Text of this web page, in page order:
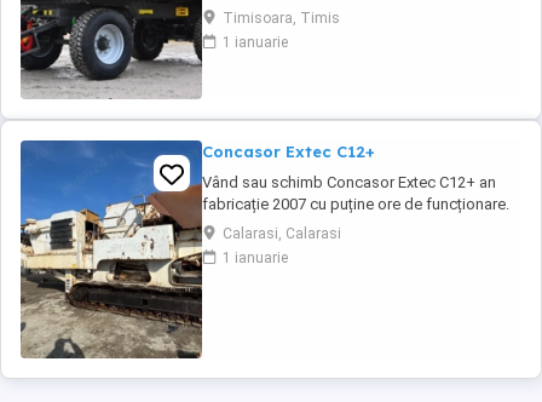
agricole și tehnologice, special concepute
pentru a răspunde nevoilor fermierilor
moderni. Toate produsele noastre sunt
în exploatare. Gama ...
Timisoara, Timis
1 ianuarie
Concasor Extec C12+
Vând sau schimb Concasor Extec C12+ an
fabricație 2007 cu puține ore de funcționare.
Calarasi, Calarasi
1 ianuarie